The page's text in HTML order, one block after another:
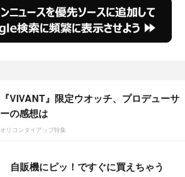
『VIVANT』限定ウオッチ、プロデューサ
ーの感想は
オリコンタイアップ特集
自販機にピッ！ですぐに買えちゃう